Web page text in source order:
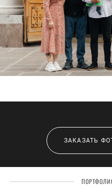
ЗАКАЗАТЬ